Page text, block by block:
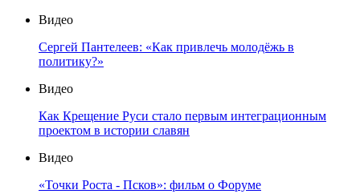
Видео
Сергей Пантелеев: «Как привлечь молодёжь в
политику?»
Видео
Как Крещение Руси стало первым интеграционным
проектом в истории славян
Видео
«Точки Роста - Псков»: фильм о Форуме